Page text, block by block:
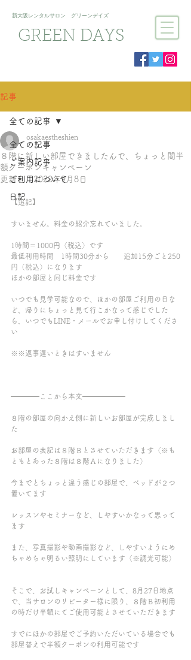
新大阪​レンタルサロン グリーンデイズ
GREEN DAYS
記事
全ての記事
ご案内記事
ご利用について
日記
全ての記事
８階に新しい部屋できましたんで、ちょっと間半
額クーポンキャンペーン
osakaestheshien
更新日： 2022年9月8日
【追記】
すいません。料金の紹介忘れていました。
1時間＝1000円（税込）です
最低利用時間　1時間30分から　　追加15分ごと250
円（税込）になります
ほかの部屋と同じ料金です
いつでも見学可能なので、ほかの部屋ご利用の日な
ど、帰りにちょっと見て行こかなって感じでした
ら、いつでもLINE・メールでお申し付けしてくださ
い
※※返事遅いときはすいません
━━━━ここから本文━━━━━━
８階の部屋の向かえ側に新しいお部屋が完成しまし
た
お部屋の表記は８階Ｂとさせていただきます（※も
ともとあった８階は８階Ａになりました）
今までとちょっと違う感じの部屋で、ベッドが２つ
置いてます
レッスンやセミナーなど、しやすいかなって思って
ます
また、写真撮影や動画撮影など、しやすいようにめ
ちゃめちゃ明るい照明にしています（※調光可能）
そこで、お試しキャンペーンとして、8月27日地点
で、当サロンのリピーター様に限り、８階Ｂ初利用
の時だけ半額にてご使用可能とさせていただきます
すでにほかの部屋でご予約いただいている場合でも
部屋替えで半額クーポンの利用可能です